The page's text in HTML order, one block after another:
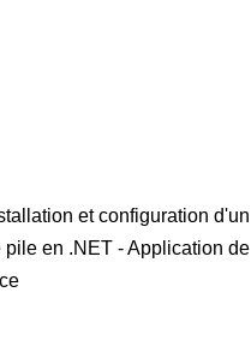
et configuration d'un
en .NET - Application de